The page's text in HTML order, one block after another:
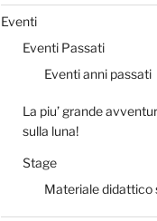
Eventi
Eventi Passati
Eventi anni passati
La piu’ grande
sulla luna!
Stage
Materiale didattico